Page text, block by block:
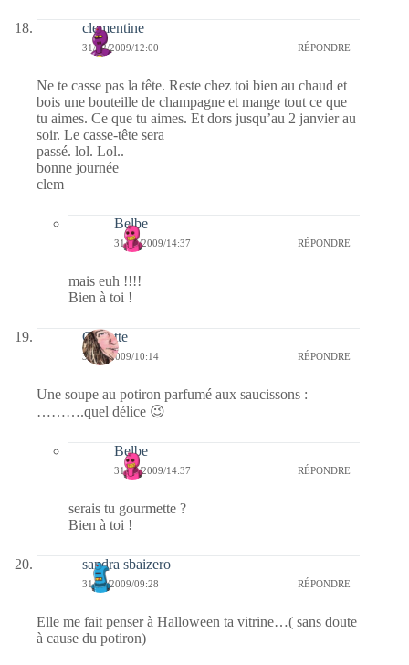
clementine
31/12/2009/12:00 RÉPONDRE
Ne te casse pas la tête. Reste chez toi bien au chaud et
bois une bouteille de champagne et mange tout ce que
tu aimes. Ce que tu aimes. Et dors jusqu’au 2 janvier au
soir. Le casse-tête sera
passé. lol. Lol..
bonne journée
clem
Belbe
31/12/2009/14:37 RÉPONDRE
mais euh !!!!
Bien à toi !
Crikette
31/12/2009/10:14 RÉPONDRE
Une soupe au potiron parfumé aux saucissons :
……….quel délice 😉
Belbe
31/12/2009/14:37 RÉPONDRE
serais tu gourmette ?
Bien à toi !
sandra sbaizero
31/12/2009/09:28 RÉPONDRE
Elle me fait penser à Halloween ta vitrine…( sans doute
à cause du potiron)